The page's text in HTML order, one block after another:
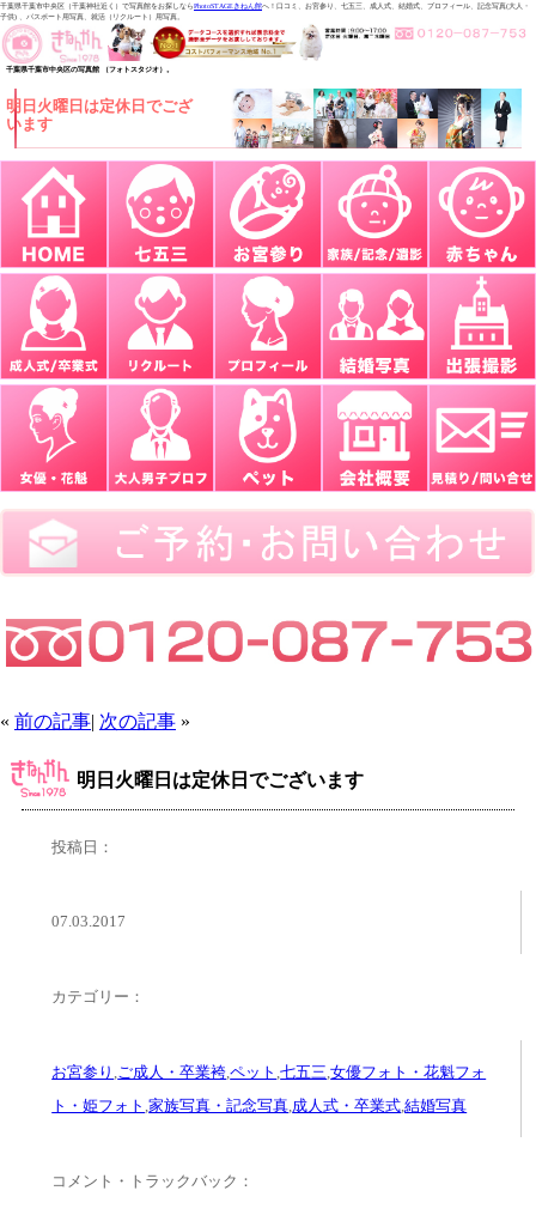
千葉県千葉市中央区（千葉神社近く）で写真館をお探しならPhotoSTAGEきねん館へ！口コミ、お宮参り、七五三、成人式、結婚式、プロフィール、記念写真(大人・
子供) 、パスポート用写真、就活（リクルート）用写真。
千葉県千葉市中央区の写真館 （フォトスタジオ）。
明日火曜日は定休日でござ
います
« 前の記事| 次の記事 »
明日火曜日は定休日でございます
投稿日：
07.03.2017
カテゴリー：
お宮参り ,ご成人・卒業袴,ペット ,七五三,女優フォト・花魁フォ
ト・姫フォト ,家族写真・記念写真,成人式・卒業式,結婚写真
コメント・トラックバック：